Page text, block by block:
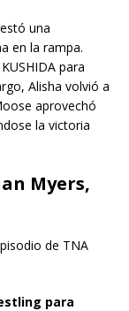
una
en la rampa.
para
Alisha volvió a
aprovechó
la victoria
Myers,
de TNA
para